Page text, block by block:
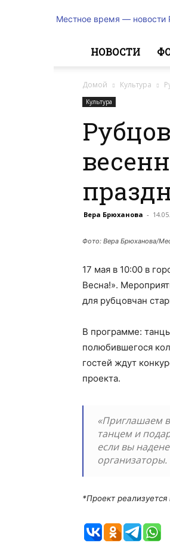
Местное время — новости
НОВОСТИ
Домой Культура
Культура
Вера Брюханова -
Фото: Вера Брюханова/
17 мая в 10:00 в
Весна!».
для рубцовчан
В программе:
полюбившегося
гостей ждут
проекта.
«Приглашаем
танцем и
если вы
организаторы.
*Проект